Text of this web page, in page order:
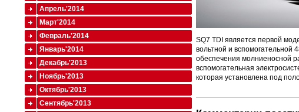
SQ7 TDI является первой
вольтной и вспомогательной
обеспечения молниеносной
вспомогательная
которая установлена под
Апрель'2014
Март'2014
Февраль'2014
Январь'2014
Декабрь'2013
Ноябрь'2013
Октябрь'2013
Сентябрь'2013